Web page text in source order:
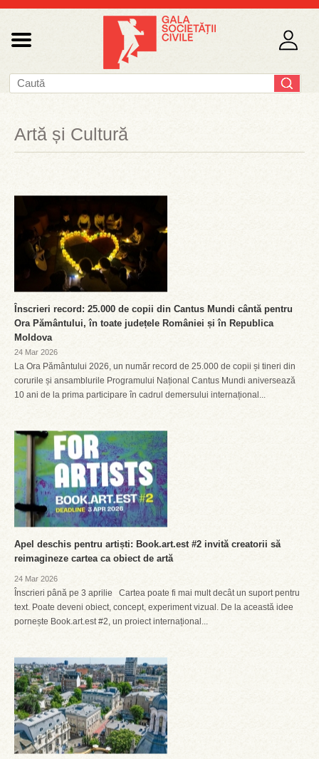
Artă și Cultură
Înscrieri record: 25.000 de copii din Cantus Mundi cântă pentru
Ora Pământului, în toate județele României și în Republica
Moldova
24 Mar 2026
La Ora Pământului 2026, un număr record de 25.000 de copii și tineri din
corurile și ansamblurile Programului Național Cantus Mundi aniversează
10 ani de la prima participare în cadrul demersului internațional...
Apel deschis pentru artiști: Book.art.est #2 invită creatorii să
reimagineze cartea ca obiect de artă
24 Mar 2026
Înscrieri până pe 3 aprilie Cartea poate fi mai mult decât un suport pentru
text. Poate deveni obiect, concept, experiment vizual. De la această idee
pornește Book.art.est #2, un proiect internațional...